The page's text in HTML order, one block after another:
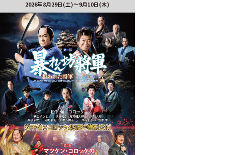
2026年8月29日(土)〜9月10日(木)